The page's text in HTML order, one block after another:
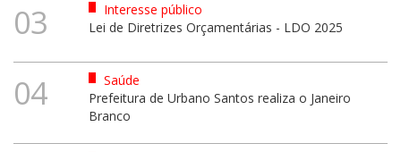
03
Interesse público
Lei de Diretrizes Orçamentárias - LDO 2025
04
Saúde
Prefeitura de Urbano Santos realiza o Janeiro
Branco